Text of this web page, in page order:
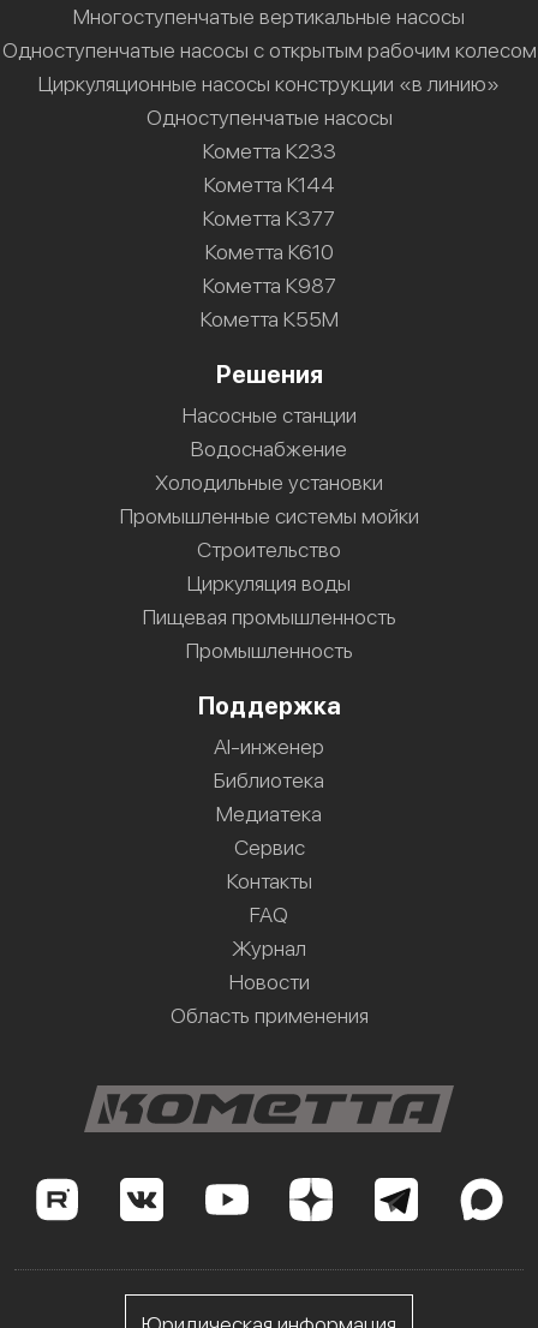
Многоступенчатые вертикальные насосы
Одноступенчатые насосы с открытым рабочим колесом
Циркуляционные насосы конструкции «в линию»
Одноступенчатые насосы
Кометта К233
Кометта К144
Кометта К377
Кометта К610
Кометта К987
Кометта К55М
Решения
Насосные станции
Водоснабжение
Холодильные установки
Промышленные системы мойки
Строительство
Циркуляция воды
Пищевая промышленность
Промышленность
Поддержка
AI-инженер
Библиотека
Медиатека
Сервис
Контакты
FAQ
Журнал
Новости
Область применения